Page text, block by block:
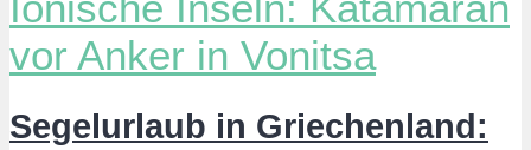
Segelurlaub in Griechenland: